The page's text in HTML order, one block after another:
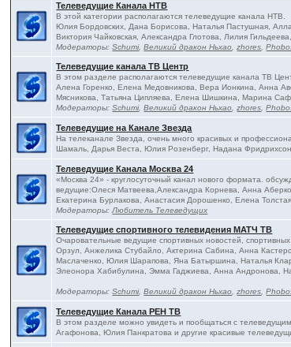
Телеведущие Канала НТВ
В этой категории располагаются телеведущие канала НТВ.
Юлия Бордовских, Дана Борисова, Наталья Пастушная,
Виктория Чайковская, Александра Глотова, Лилия
Модераторы:Schumi,Великий дракон Ньхао,zhores,
Телеведущие канала ТВ Центр
В этом разделе располагаются телеведущие канала ТВ
Алена Горенко, Елена Медовникова, Вера Ионкина, Анна
Мясникова, Татьяна Ципляева, Елена Шишкина, Марина
Модераторы:Schumi,Великий дракон Ньхао,zhores,
Телеведущие на Канале Звезда
На телеканале Звезда, очень много красивых и
Шамаль, Дарья Веста, Юлия Розенберг, Надана
Телеведущие Канала Москва 24
«Москва 24» - круглосуточный канал нового формата.
ведущие:Олеся Матвеева,Александра Корнева, Анна
Екатерина Бурлакова, Анастасия Дорошенко, Елена
Модераторы:Любитель Телеведущих
Телеведущие спортивного телевидения МАТЧ ТВ
Очаровательные ведущие спортивных новостей,
Орзул, Анжелика Стубайло, Актерина Сабина, Анна
Маслаченко, Юлия Шарапова, Яна Батыршина, Наталья
Элеонора Хабибулина, Эмма Гаджиева, Анна Андронова,
Модераторы:Schumi,Великий дракон Ньхао,zhores,
Телеведущие Канала РЕН ТВ
В этом разделе можно увидеть и пообщаться с
Агафонова, Юлия Панкратова и другие красивые